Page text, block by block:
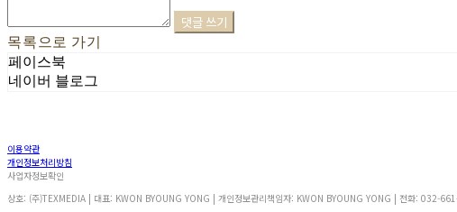
댓글 쓰기
목록으로 가기
페이스북
네이버 블로그
이용약관
개인정보처리방침
사업자정보확인
상호: (주)TEXMEDIA | 대표: KWON BYOUNG YONG | 개인정보관리책임자: KWON BYOUNG YONG | 전화: 032-